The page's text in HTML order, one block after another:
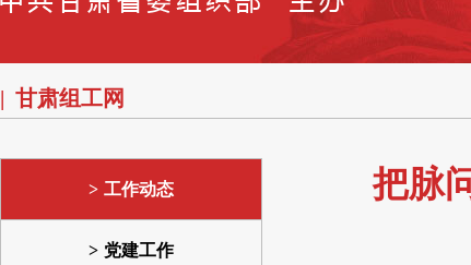
甘肃组工网
工作动态
党建工作
把脉